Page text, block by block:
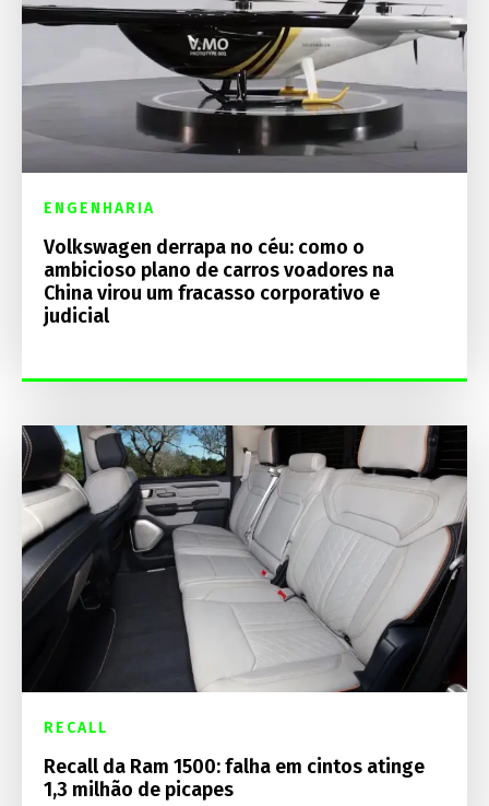
ENGENHARIA
Volkswagen derrapa no céu: como o
ambicioso plano de carros voadores na
China virou um fracasso corporativo e
judicial
RECALL
Recall da Ram 1500: falha em cintos atinge
1,3 milhão de picapes